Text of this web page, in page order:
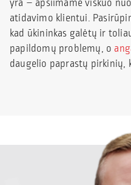
yra – apsiimame viskuo
atidavimo klientui.
kad ūkininkas galėtų ir
papildomų problemų, o
daugelio paprastų pirkinių,